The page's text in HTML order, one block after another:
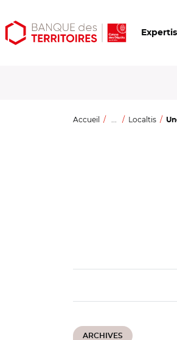
Aller
au
Aller
au
Ouvrir
les
Accueil ... Localtis
ARCHIVES